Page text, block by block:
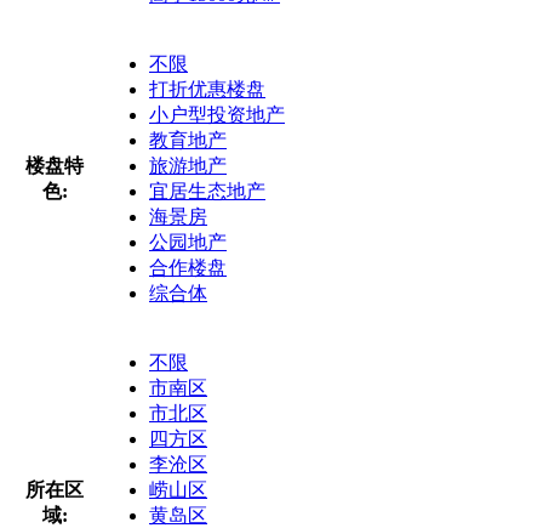
楼盘特
色:
不限
打折优惠楼盘
小户型投资地产
教育地产
旅游地产
宜居生态地产
海景房
公园地产
合作楼盘
综合体
所在区
域:
不限
市南区
市北区
四方区
李沧区
崂山区
黄岛区